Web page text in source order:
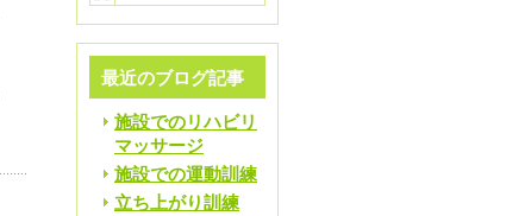
最近のブログ記事
施設でのリハビリ
マッサージ
施設での運動訓練
立ち上がり訓練